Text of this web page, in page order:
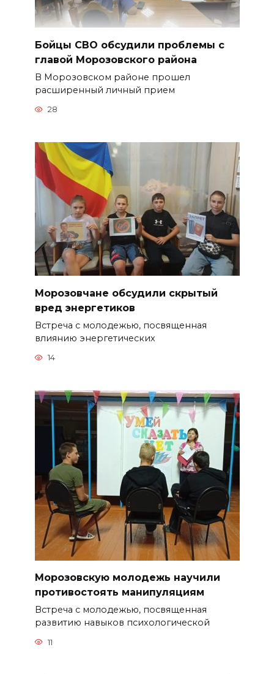
Бойцы СВО обсудили проблемы с
главой Морозовского района
В Морозовском районе прошел
расширенный личный прием
28
Морозовчане обсудили скрытый
вред энергетиков
Встреча с молодежью, посвященная
влиянию энергетических
14
Морозовскую молодежь научили
противостоять манипуляциям
Встреча с молодежью, посвященная
развитию навыков психологической
11